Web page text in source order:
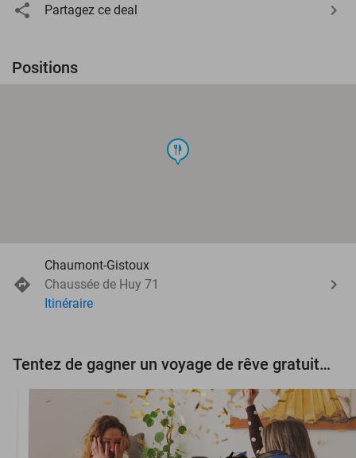
Partagez ce deal
Positions
food
Chaumont-Gistoux
Chaussée de Huy 71
Itinéraire
Tentez de gagner un voyage de rêve gratuit d'une valeur de 3.000 € !